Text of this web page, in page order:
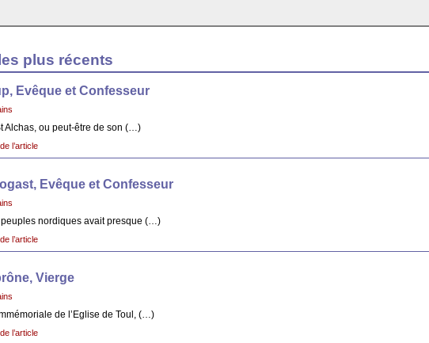
plus récents
Evêque et Confesseur
Alchas, ou peut-être de son (…)
l’article
Evêque et Confesseur
peuples nordiques avait presque (…)
l’article
Vierge
de l’Eglise de Toul, (…)
l’article